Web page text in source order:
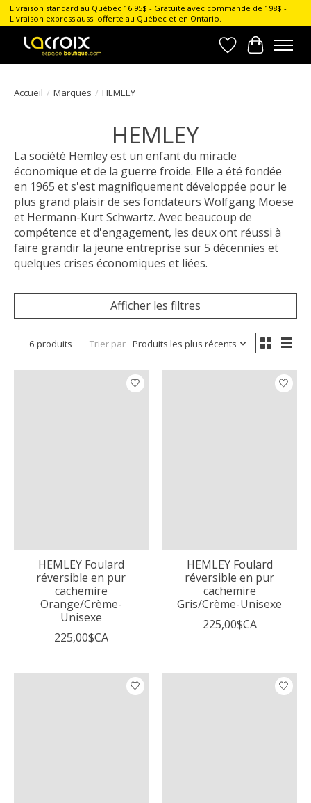
Livraison standard au Québec 16.95$ - Gratuite avec commande de 198$ -
Livraison express aussi offerte au Québec et en Ontario.
Liste dePanier
Accueil / Marques / HEMLEY
HEMLEY
La société Hemley est un enfant du miracle
économique et de la guerre froide. Elle a été fondée
en 1965 et s'est magnifiquement développée pour le
plus grand plaisir de ses fondateurs Wolfgang Moese
et Hermann-Kurt Schwartz. Avec beaucoup de
compétence et d'engagement, les deux ont réussi à
faire grandir la jeune entreprise sur 5 décennies et
quelques crises économiques et liées.
Afficher les filtres
6 produits Trier par Produits les plus récents
HEMLEY Foulard
réversible en pur
cachemire
Orange/Crème-
Unisexe
225,00$CA
HEMLEY Foulard
réversible en pur
cachemire
Gris/Crème-Unisexe
225,00$CA